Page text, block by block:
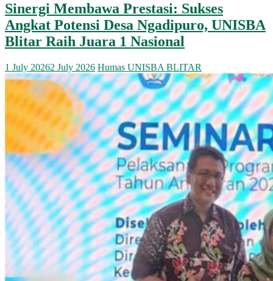
Sinergi Membawa Prestasi: Sukses
Angkat Potensi Desa Ngadipuro, UNISBA
Blitar Raih Juara 1 Nasional
1 July 20262 July 2026 Humas UNISBA BLITAR